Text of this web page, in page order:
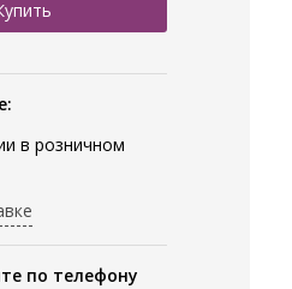
в розничном
по телефону